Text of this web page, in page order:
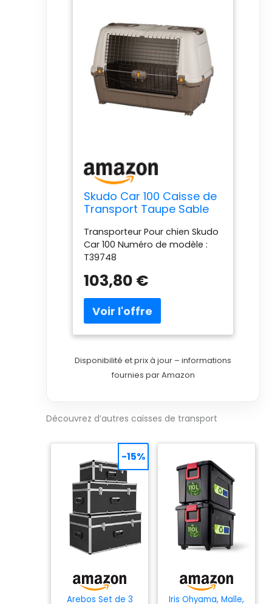
Skudo Car 100 Caisse de
Transport Taupe Sable
Transporteur Pour chien Skudo
Car 100 Numéro de modèle :
T39748
103,80 €
Disponibilité et prix à jour – informations
fournies par Amazon
Découvrez d’autres caisses de transport
Arebos Set de 3
-15%
Iris Ohyama, Malle,